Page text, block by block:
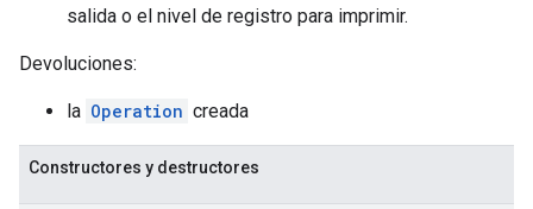
salida o el nivel de registro para imprimir.
Devoluciones:
la Operation creada
Constructores y destructores